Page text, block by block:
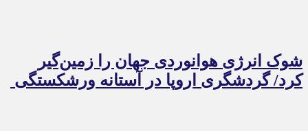
شوک انرژی هوانوردی جهان را زمین‌گیر
کرد/ گردشگری اروپا در آستانه ورشکستگی